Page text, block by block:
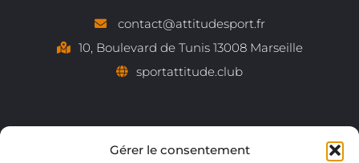
Gérer le consentement
contact@attitudesport.fr
10, Boulevard de Tunis 13008 Marseille
sportattitude.club